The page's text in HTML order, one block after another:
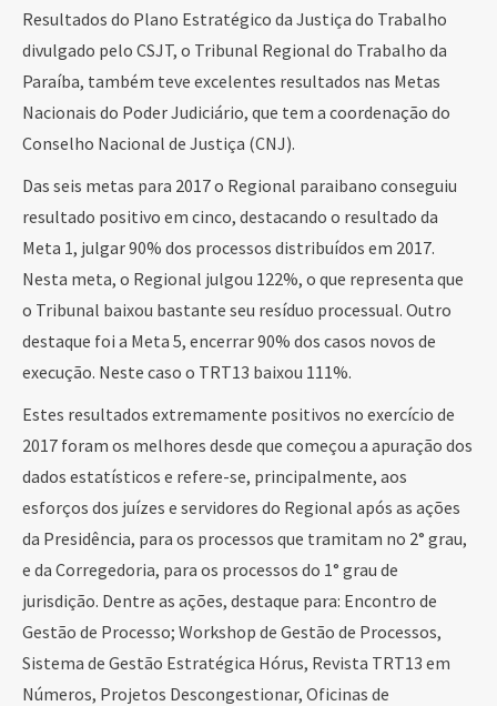
Resultados do Plano Estratégico da Justiça do Trabalho
divulgado pelo CSJT, o Tribunal Regional do Trabalho da
Paraíba, também teve excelentes resultados nas Metas
Nacionais do Poder Judiciário, que tem a coordenação do
Conselho Nacional de Justiça (CNJ).
Das seis metas para 2017 o Regional paraibano conseguiu
resultado positivo em cinco, destacando o resultado da
Meta 1, julgar 90% dos processos distribuídos em 2017.
Nesta meta, o Regional julgou 122%, o que representa que
o Tribunal baixou bastante seu resíduo processual. Outro
destaque foi a Meta 5, encerrar 90% dos casos novos de
execução. Neste caso o TRT13 baixou 111%.
Estes resultados extremamente positivos no exercício de
2017 foram os melhores desde que começou a apuração dos
dados estatísticos e refere-se, principalmente, aos
esforços dos juízes e servidores do Regional após as ações
da Presidência, para os processos que tramitam no 2° grau,
e da Corregedoria, para os processos do 1° grau de
jurisdição. Dentre as ações, destaque para: Encontro de
Gestão de Processo; Workshop de Gestão de Processos,
Sistema de Gestão Estratégica Hórus, Revista TRT13 em
Números, Projetos Descongestionar, Oficinas de